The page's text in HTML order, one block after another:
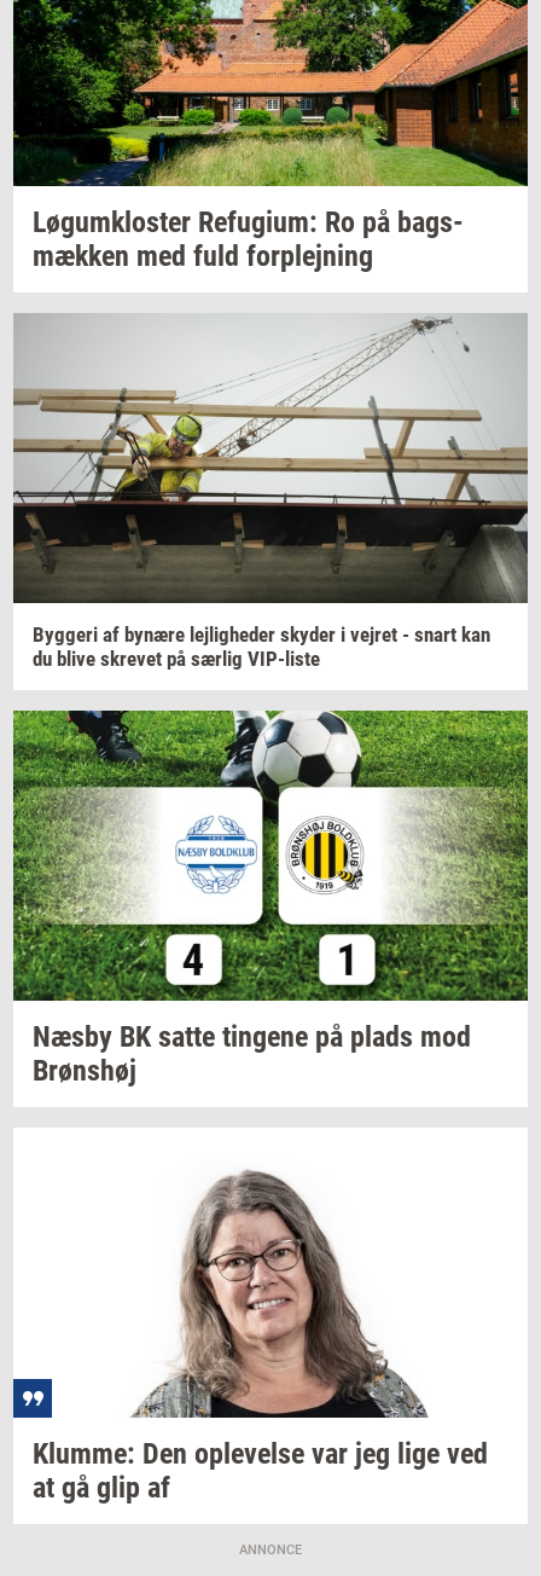
Løgum­klo­ster Re­fu­gi­um: Ro på bags­
mæk­ken med fuld for­plej­ning
Byg­ge­ri af by­næ­re lej­lig­he­der sky­der i vej­ret - snart kan
du blive skre­vet på sær­lig VIP-​liste
Næsby BK satte tin­ge­ne på plads mod
Brøns­høj
Klum­me: Den op­le­vel­se var jeg lige ved
at gå glip af
ANNONCE